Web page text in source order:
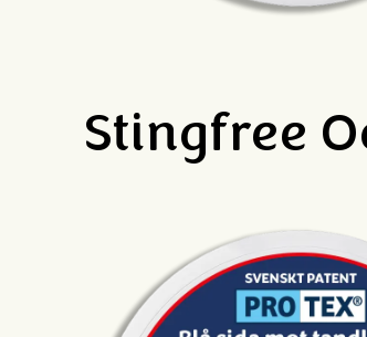
Stingfree